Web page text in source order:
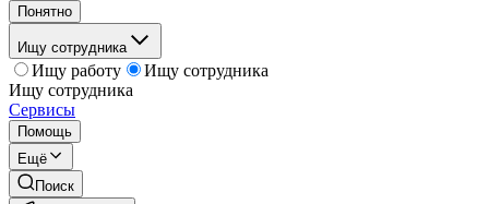
Понятно
Ищу сотрудника
Ищу работу
Ищу сотрудника
Ищу сотрудника
Сервисы
Помощь
Ещё
Поиск